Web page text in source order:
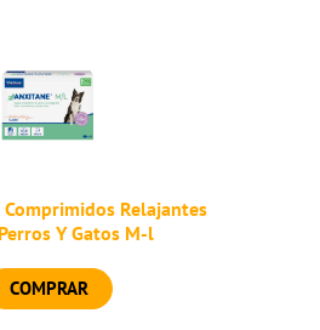
Relajantes
Y Gatos M-l
COMPRAR